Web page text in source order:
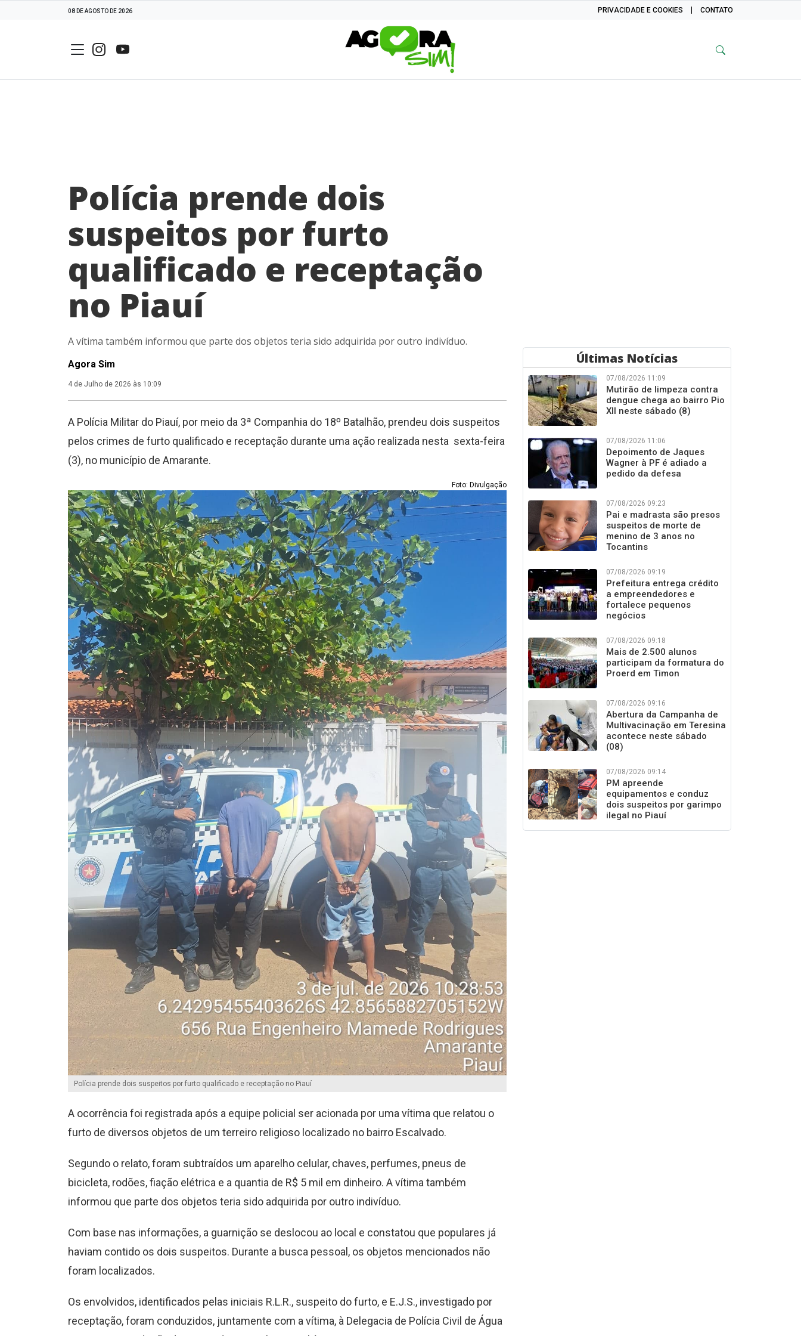
08 DE AGOSTO DE 2026 PRIVACIDADE E COOKIES CONTATO
Polícia prende dois
suspeitos por furto
qualificado e receptação
no Piauí
A vítima também informou que parte dos objetos teria sido adquirida por outro indivíduo.
Agora Sim
4 de Julho de 2026 às 10:09
A Polícia Militar do Piauí, por meio da 3ª Companhia do 18º Batalhão, prendeu dois suspeitos
pelos crimes de furto qualificado e receptação durante uma ação realizada nesta sexta-feira
(3), no município de Amarante.
Foto: Divulgação
Polícia prende dois suspeitos por furto qualificado e receptação no Piauí
A ocorrência foi registrada após a equipe policial ser acionada por uma vítima que relatou o
furto de diversos objetos de um terreiro religioso localizado no bairro Escalvado.
Segundo o relato, foram subtraídos um aparelho celular, chaves, perfumes, pneus de
bicicleta, rodões, fiação elétrica e a quantia de R$ 5 mil em dinheiro. A vítima também
informou que parte dos objetos teria sido adquirida por outro indivíduo.
Com base nas informações, a guarnição se deslocou ao local e constatou que populares já
haviam contido os dois suspeitos. Durante a busca pessoal, os objetos mencionados não
foram localizados.
Os envolvidos, identificados pelas iniciais R.L.R., suspeito do furto, e E.J.S., investigado por
receptação, foram conduzidos, juntamente com a vítima, à Delegacia de Polícia Civil de Água
Últimas Notícias
07/08/2026 11:09
Mutirão de limpeza contra
dengue chega ao bairro Pio
XII neste sábado (8)
07/08/2026 11:06
Depoimento de Jaques
Wagner à PF é adiado a
pedido da defesa
07/08/2026 09:23
Pai e madrasta são presos
suspeitos de morte de
menino de 3 anos no
Tocantins
07/08/2026 09:19
Prefeitura entrega crédito
a empreendedores e
fortalece pequenos
negócios
07/08/2026 09:18
Mais de 2.500 alunos
participam da formatura do
Proerd em Timon
07/08/2026 09:16
Abertura da Campanha de
Multivacinação em Teresina
acontece neste sábado
(08)
07/08/2026 09:14
PM apreende
equipamentos e conduz
dois suspeitos por garimpo
ilegal no Piauí